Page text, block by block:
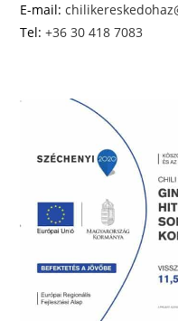
E-mail:
Tel:+36 30 418 7083